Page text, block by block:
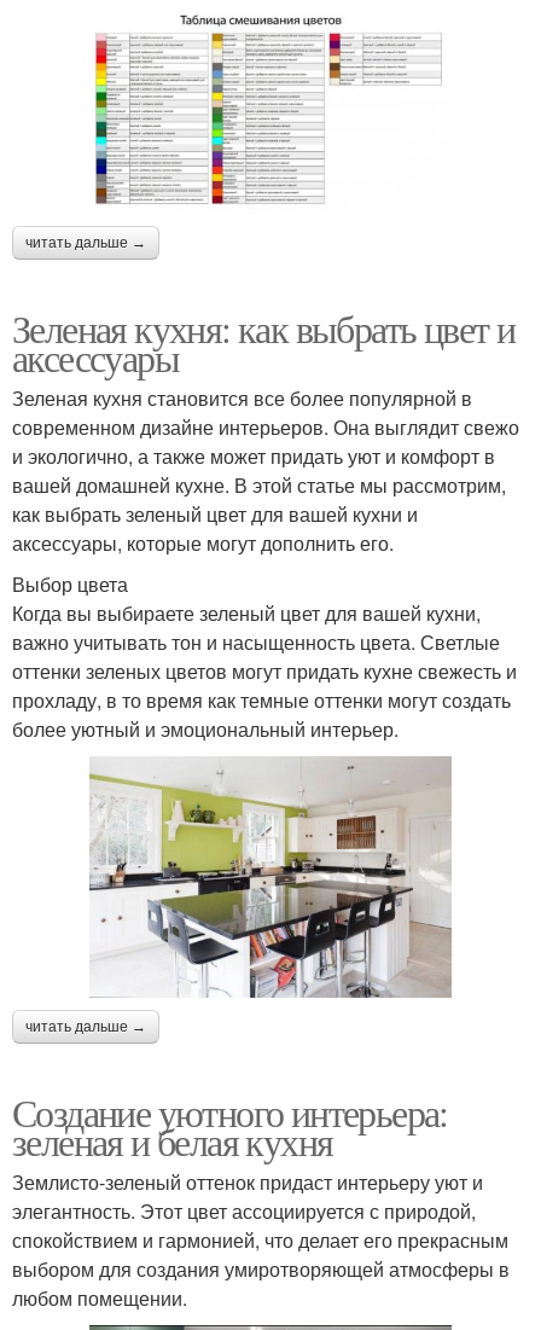
читать дальше →
Зеленая кухня: как выбрать цвет и
аксессуары
Зеленая кухня становится все более популярной в
современном дизайне интерьеров. Она выглядит свежо
и экологично, а также может придать уют и комфорт в
вашей домашней кухне. В этой статье мы рассмотрим,
как выбрать зеленый цвет для вашей кухни и
аксессуары, которые могут дополнить его.
Выбор цвета
Когда вы выбираете зеленый цвет для вашей кухни,
важно учитывать тон и насыщенность цвета. Светлые
оттенки зеленых цветов могут придать кухне свежесть и
прохладу, в то время как темные оттенки могут создать
более уютный и эмоциональный интерьер.
читать дальше →
Создание уютного интерьера:
зеленая и белая кухня
Землисто-зеленый оттенок придаст интерьеру уют и
элегантность. Этот цвет ассоциируется с природой,
спокойствием и гармонией, что делает его прекрасным
выбором для создания умиротворяющей атмосферы в
любом помещении.